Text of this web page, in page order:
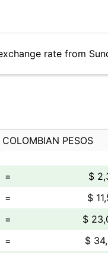
rate from
PESOS
=
$
=
$
=
$
=
$